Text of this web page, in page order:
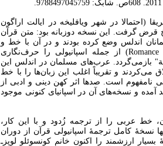
آفریقا (احتمالا در شهر ویافلیخه در ایالت اراگون
قرض گرفت. این نسخه دوزبانه بود: متن قرآن
اندلس وضع کرده بودند و در آن با خط و
حروف عربی، زبان‌های رومی‌تبار یا لاتین (Romance languages) از جمله اسپانیولی را حرف‌نگاری
بازمی‌گردد. عرب‌های مسلمان در اندلس این
می‌کردند و تقریباً اغلب این زبان‌ها را با خط
نامفهوم است. صدها اثر کهن دینی و ادبی از
و نسخه‌های آن در اسپانیای کنونی موجود
خط عربی را از ترجمه زُدود و با این کار،
نسخۀ کامل ترجمۀ اسپانیولی قرآن از دوران
ارزشمند را اکنون خانم کونسوئلو لوپِزـ‌